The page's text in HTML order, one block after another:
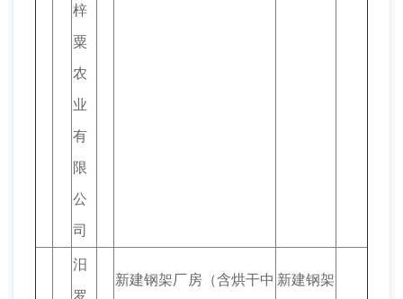
梓
粟
农
业
有
限
公
司
汨
新建钢架厂房（含烘干中 新建钢架